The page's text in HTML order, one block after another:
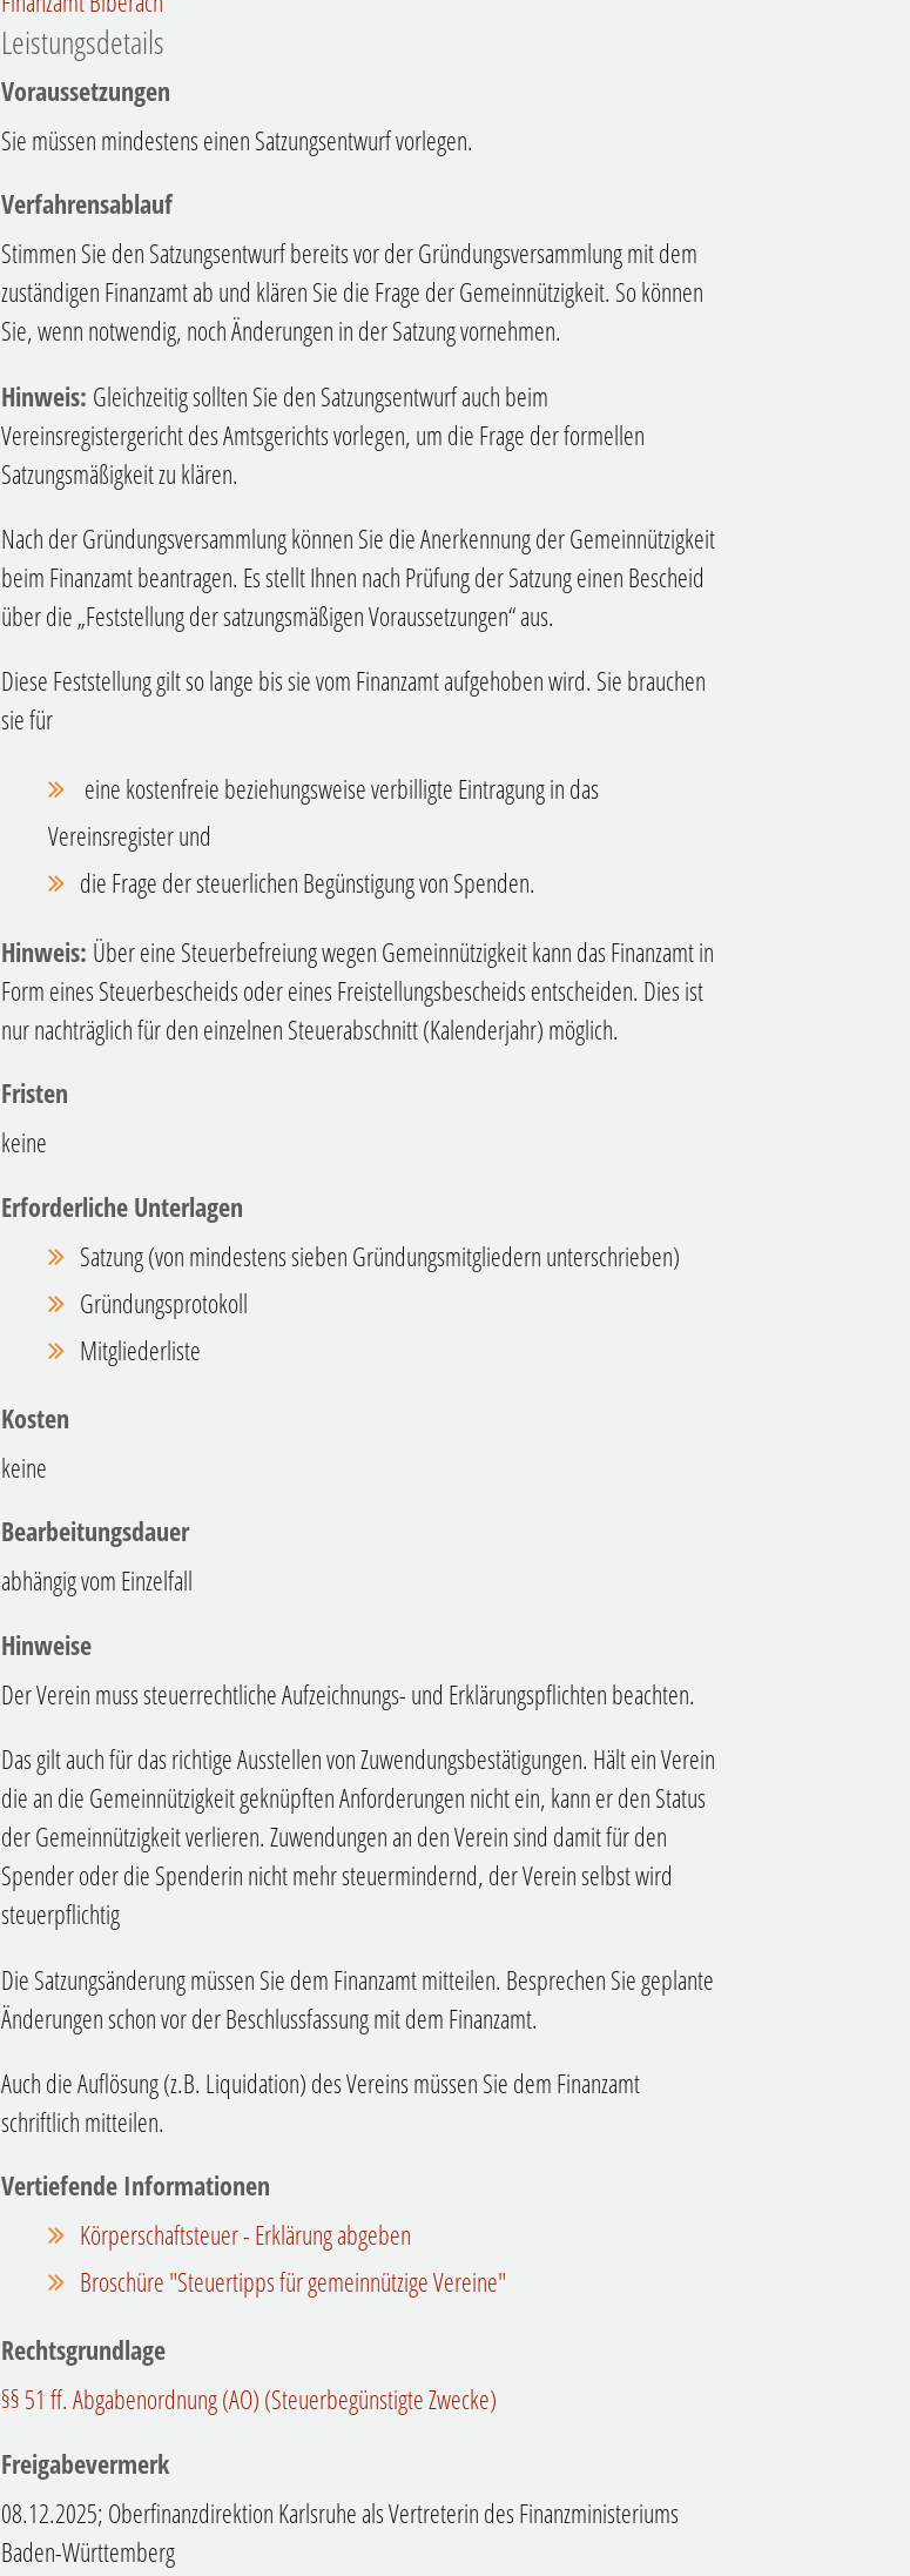
Leistungsdetails
Voraussetzungen
Sie müssen mindestens einen Satzungsentwurf vorlegen.
Verfahrensablauf
Stimmen Sie den Satzungsentwurf bereits vor der Gründungsversammlung mit dem
zuständigen Finanzamt ab und klären Sie die Frage der Gemeinnützigkeit. So können
Sie, wenn notwendig, noch Änderungen in der Satzung vornehmen.
Hinweis: Gleichzeitig sollten Sie den Satzungsentwurf auch beim
Vereinsregistergericht des Amtsgerichts vorlegen, um die Frage der formellen
Satzungsmäßigkeit zu klären.
Nach der Gründungsversammlung können Sie die Anerkennung der Gemeinnützigkeit
beim Finanzamt beantragen. Es stellt Ihnen nach Prüfung der Satzung einen Bescheid
über die „Feststellung der satzungsmäßigen Voraussetzungen“ aus.
Diese Feststellung giltso langebis sie vom Finanzamt aufgehoben wird. Sie brauchen
sie für
eine kostenfreie beziehungsweise verbilligteEintragung in das
Vereinsregister und
die Frage der steuerlichen Begünstigung von Spenden.
Hinweis: Über eine Steuerbefreiung wegen Gemeinnützigkeit kann das Finanzamt in
Form eines Steuerbescheids oder eines Freistellungsbescheids entscheiden. Dies ist
nur nachträglich für den einzelnen Steuerabschnitt (Kalenderjahr) möglich.
Fristen
keine
Erforderliche Unterlagen
Satzung (von mindestens sieben Gründungsmitgliedern unterschrieben)
Gründungsprotokoll
Mitgliederliste
Kosten
keine
Bearbeitungsdauer
abhängig vom Einzelfall
Hinweise
Der Verein muss steuerrechtliche Aufzeichnungs- und Erklärungspflichten beachten.
Das gilt auch für das richtige Ausstellen von Zuwendungsbestätigungen. Hält ein Verein
die an die Gemeinnützigkeit geknüpften Anforderungen nicht ein, kann er den Status
der Gemeinnützigkeit verlieren. Zuwendungen an den Verein sind damit für den
Spender oder die Spenderin nicht mehr steuermindernd, der Verein selbst wird
steuerpflichtig
Die Satzungsänderung müssen Sie dem Finanzamt mitteilen. Besprechen Sie geplante
Änderungen schon vor der Beschlussfassung mit dem Finanzamt.
Auch die Auflösung (z.B. Liquidation) des Vereins müssen Sie dem Finanzamt
schriftlich mitteilen.
Vertiefende Informationen
Körperschaftsteuer - Erklärung abgeben
Broschüre "Steuertipps für gemeinnützige Vereine"
Rechtsgrundlage
§§ 51 ff. Abgabenordnung (AO) (Steuerbegünstigte Zwecke)
Freigabevermerk
08.12.2025; Oberfinanzdirektion Karlsruhe als Vertreterin des Finanzministeriums
Baden-Württemberg